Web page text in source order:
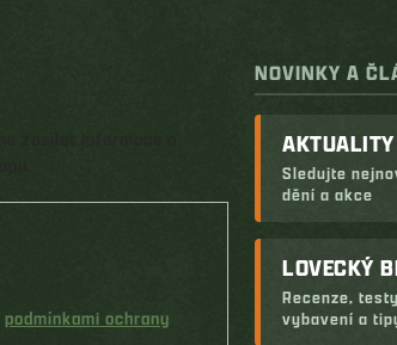
podmínkami ochrany
NOVINKY A
AKTUALITY
Sledujte
dění a akce
LOVECKÝ
Recenze, testy
vybavení a